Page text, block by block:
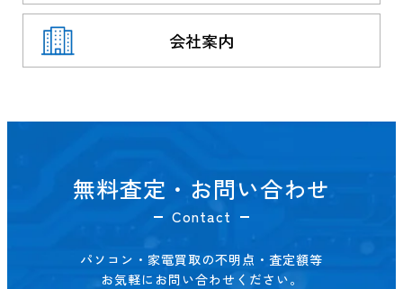
会社案内
無料査定・お問い合わせ
Contact
パソコン・家電買取の不明点・査定額等
お気軽にお問い合わせください。